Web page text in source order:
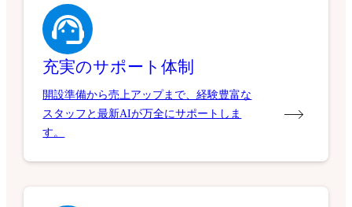
充実のサポート体制
開設準備から売上アップまで、経験豊富な
スタッフと最新AIが万全にサポートしま
す。